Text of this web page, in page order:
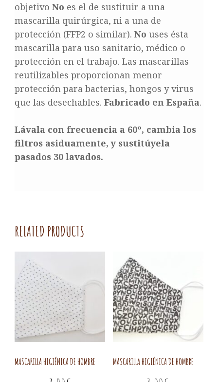
objetivo No es el de sustituir a una
mascarilla quirúrgica, ni a una de
protección (FFP2 o similar). No uses ésta
mascarilla para uso sanitario, médico o
protección en el trabajo. Las mascarillas
reutilizables proporcionan menor
protección para bacterias, hongos y virus
que las desechables. Fabricado en España.
Lávala con frecuencia a 60º, cambia los
filtros asiduamente, y sustitúyela
pasados 30 lavados.
RELATED PRODUCTS
MASCARILLA HIGIÉNICA DE HOMBRE MASCARILLA HIGIÉNICA DE HOMBRE